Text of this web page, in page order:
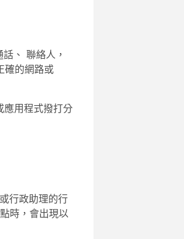
話 、 聯絡人 ，
確的網路或
應用程式撥打分
行政助理的行
時，會出現以